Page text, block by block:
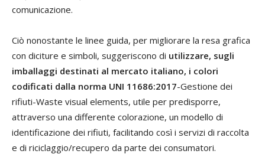
comunicazione.
Ciò nonostante le linee guida, per migliorare la resa grafica
con diciture e simboli, suggeriscono di utilizzare, sugli
imballaggi destinati al mercato italiano, i colori
codificati dalla norma UNI 11686:2017-Gestione dei
rifiuti-Waste visual elements, utile per predisporre,
attraverso una differente colorazione, un modello di
identificazione dei rifiuti, facilitando così i servizi di raccolta
e di riciclaggio/recupero da parte dei consumatori.